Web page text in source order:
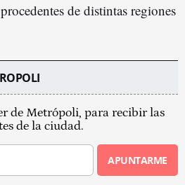
de distintas regiones
de Metrópoli, para recibir las
de la ciudad.
APUNTARME